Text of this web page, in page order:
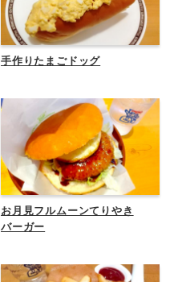
手作りたまごドッグ
お月見フルムーンてりやき
バーガー